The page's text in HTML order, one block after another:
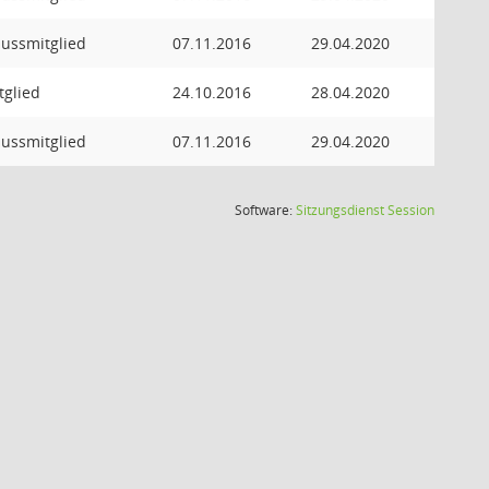
07.11.2016 29.04.2020
24.10.2016 28.04.2020
07.11.2016 29.04.2020
Software:SitzungsdienstSession(Wird in